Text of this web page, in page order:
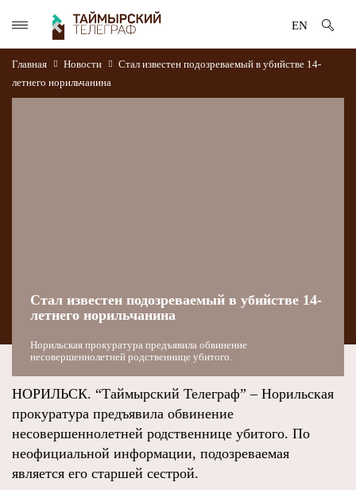
EN
Главная Новости
Стал известен подозреваемый в убийстве 14-
летнего норильчанина
Стал известен подозреваемый в убийстве 14-
летнего норильчанина
Норильская прокуратура предъявила обвинение
несовершеннолетней родственнице убитого.
НОРИЛЬСК. “Таймырский Телеграф” – Норильская
прокуратура предъявила обвинение
несовершеннолетней родственнице убитого. По
неофициальной информации, подозреваемая
является его старшей сестрой.